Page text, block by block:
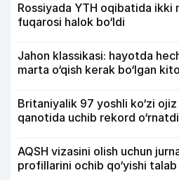
Rossiyada YTH oqibatida ikki
fuqarosi halok bo‘ldi
Jahon klassikasi: hayotda
marta o‘qish kerak bo‘lgan
Britaniyalik 97 yoshli ko‘zi
qanotida uchib rekord
AQSH vizasini olish uchun
profillarini ochib qo‘yishi